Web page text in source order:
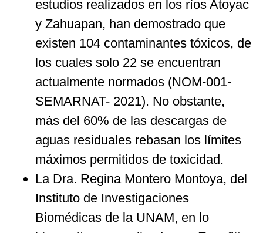
estudios realizados en los ríos Atoyac
y Zahuapan, han demostrado que
existen 104 contaminantes tóxicos, de
los cuales solo 22 se encuentran
actualmente normados (NOM-001-
SEMARNAT- 2021). No obstante,
más del 60% de las descargas de
aguas residuales rebasan los límites
máximos permitidos de toxicidad.
La Dra. Regina Montero Montoya, del
Instituto de Investigaciones
Biomédicas de la UNAM, en lo